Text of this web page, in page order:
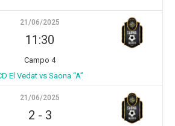
21/06/2025
11:30
Campo 4
El Vedat vs Saona “A”
21/06/2025
2 - 3